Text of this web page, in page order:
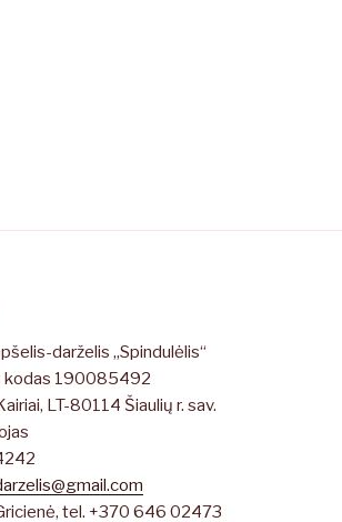
darželis „Spindulėlis“
kodas 190085492
LT-80114 Šiaulių r. sav.
tel. +370 646 02473